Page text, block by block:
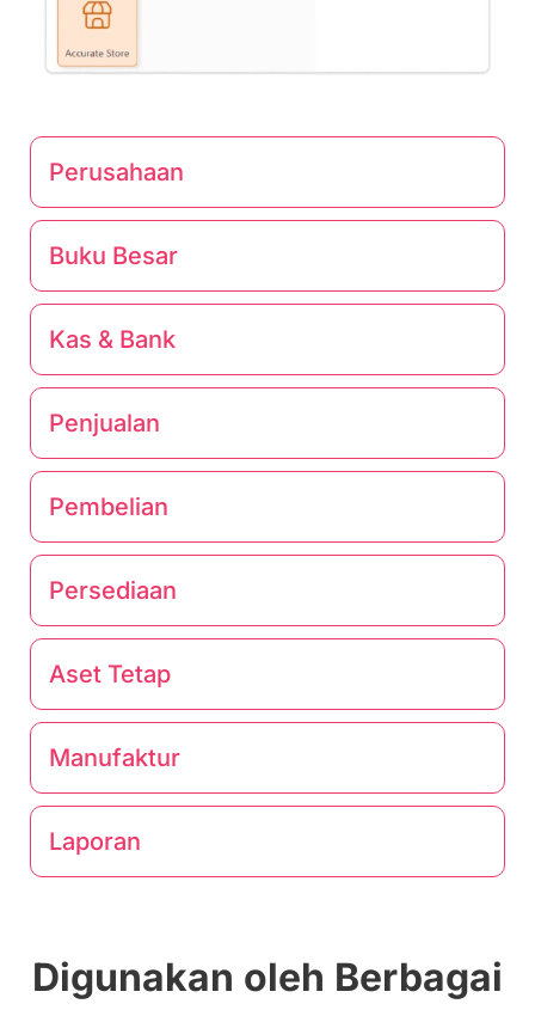
Perusahaan
Buku Besar
Kas & Bank
Penjualan
Pembelian
Persediaan
Aset Tetap
Manufaktur
Laporan
Digunakan oleh Berbagai